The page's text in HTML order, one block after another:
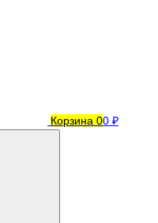
Корзина 00 ₽